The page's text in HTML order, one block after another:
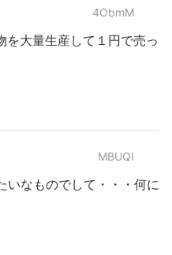
4ObmM
を大量生産して１円で売っ
MBUQI
いなものでして・・・何に